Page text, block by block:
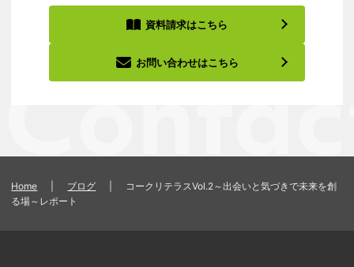
資料請求はこちら
お問い合わせはこちら
Home ブログ
コークリテラスVol.2～出会いと気づきで未来を創
る場～レポート